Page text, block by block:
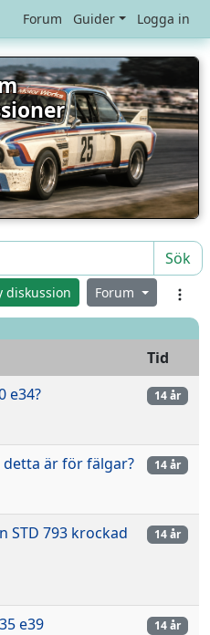
Forum Guider Logga in
Sök
diskussion Forum
Tid
e34?
14 år
är för fälgar? 14 år
STD 793 krockad
14 år
e39 14 år